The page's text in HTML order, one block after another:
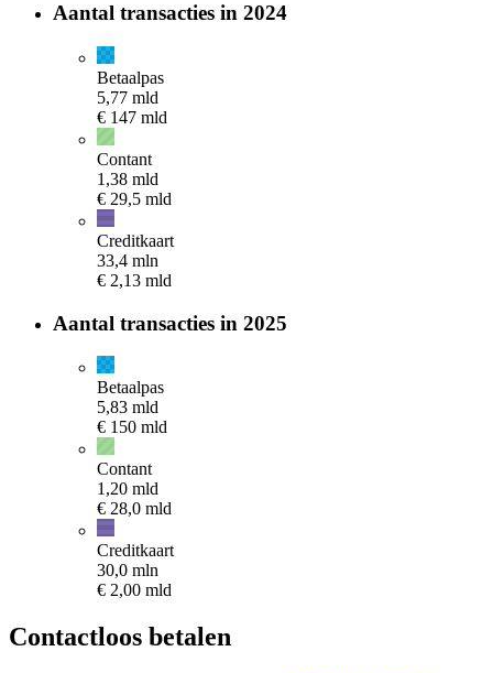
Aantal transacties in 2024
Betaalpas
5,77 mld
€ 147 mld
Contant
1,38 mld
€ 29,5 mld
Creditkaart
33,4 mln
€ 2,13 mld
Aantal transacties in 2025
Betaalpas
5,83 mld
€ 150 mld
Contant
1,20 mld
€ 28,0 mld
Creditkaart
30,0 mln
€ 2,00 mld
Contactloos betalen